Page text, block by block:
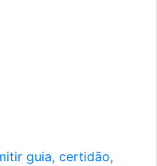
guia, certidão,